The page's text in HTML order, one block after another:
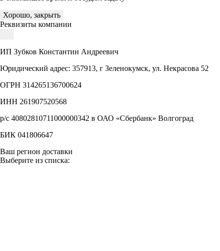
Хорошо, закрыть
Реквизиты компании
ИП Зубков Константин Андреевич
Юридический адрес: 357913, г Зеленокумск, ул. Некрасова 52
ОГРН 314265136700624
ИНН 261907520568
р/с 40802810711000000342 в ОАО «Сбербанк» Волгоград
БИК 041806647
Ваш регион доставки
Выберите из списка: